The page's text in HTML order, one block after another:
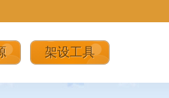
架设工具